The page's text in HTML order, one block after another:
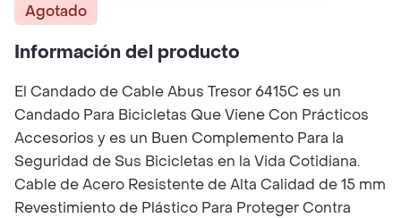
Agotado
Información del producto
El Candado de Cable Abus Tresor 6415C es un
Candado Para Bicicletas Que Viene Con Prácticos
Accesorios y es un Buen Complemento Para la
Seguridad de Sus Bicicletas en la Vida Cotidiana.
Cable de Acero Resistente de Alta Calidad de 15 mm
Revestimiento de Plástico Para Proteger Contra